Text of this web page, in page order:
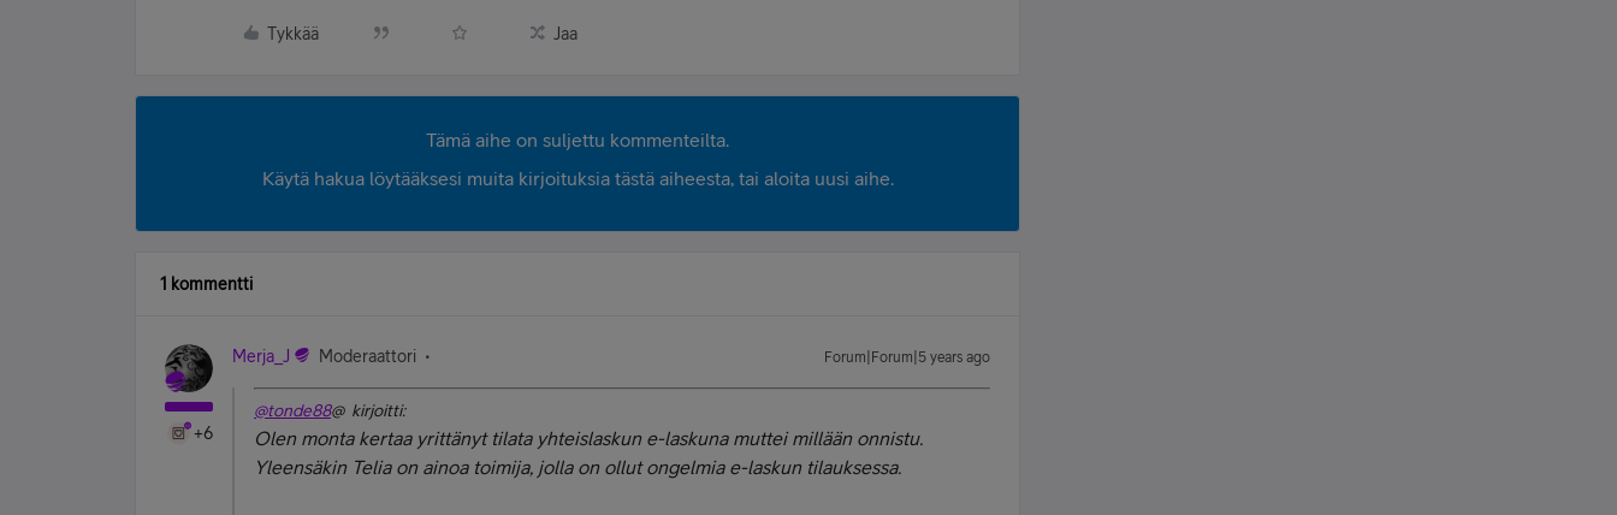
Tykkää Jaa
Tämä aihe on suljettu kommenteilta.
Käytä hakua löytääksesi muita kirjoituksia tästä aiheesta, tai aloita uusi aihe.
1 kommentti
+6
Merja_J Moderaattori Forum|Forum|5 years ago
@tonde88@ kirjoitti:
Olen monta kertaa yrittänyt tilata yhteislaskun e-laskuna muttei millään onnistu.
Yleensäkin Telia on ainoa toimija, jolla on ollut ongelmia e-laskun tilauksessa.